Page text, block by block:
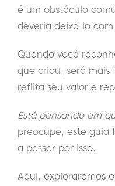
é um obstáculo
deveria deixá-lo
Quando você
que criou, será
reflita seu valor e
Está pensando em
preocupe, este guia
a passar por isso.
Aqui, exploraremos